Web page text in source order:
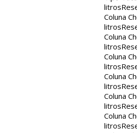
litros
Coluna
litros
Coluna
litros
Coluna
litros
Coluna
litros
Coluna
litros
Coluna
litros